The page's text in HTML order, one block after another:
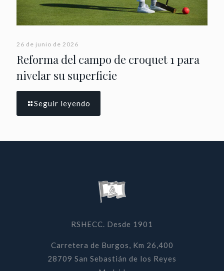
26 de junio de 2026
Reforma del campo de croquet 1 para
nivelar su superficie
Seguir leyendo
RSHECC. Desde 1901
Carretera de Burgos, Km 26,400
28709 San Sebastián de los Reyes